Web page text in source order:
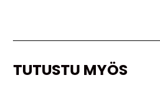
TUTUSTU MYÖS